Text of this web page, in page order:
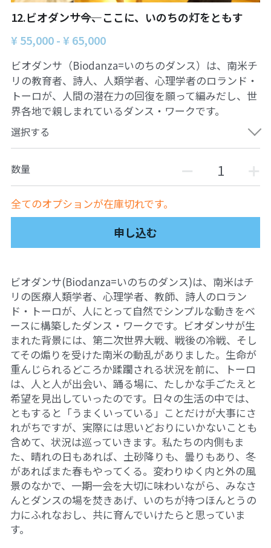
12.ビオダンサ――今、ここに、いのちの灯をともす
¥ 55,000 - ¥ 65,000
ビオダンサ（Biodanza=いのちのダンス）は、南米チ
リの教育者、詩人、人類学者、心理学者のロランド・
トーロが、人間の潜在力の回復を願って編みだし、世
界各地で親しまれているダンス・ワークです。
選択する
数量
全てのオプションが在庫切れです。
申し込む
ビオダンサ(Biodanza=いのちのダンス)は、南米はチ
リの医療人類学者、心理学者、教師、詩人のロラン
ド・トーロが、人にとって自然でシンプルな動きをベ
ースに構築したダンス・ワークです。ビオダンサが生
まれた背景には、第二次世界大戦、戦後の冷戦、そし
てその煽りを受けた南米の動乱がありました。生命が
重んじられるどころか蹂躙される状況を前に、トーロ
は、人と人が出会い、踊る場に、たしかな手ごたえと
希望を見出していったのです。日々の生活の中では、
ともすると「うまくいっている」ことだけが大事にさ
れがちですが、実際には思いどおりにいかないことも
含めて、状況は巡っていきます。私たちの内側もま
た、晴れの日もあれば、土砂降りも、曇りもあり、冬
があればまた春もやってくる。変わりゆく内と外の風
景のなかで、一期一会を大切に味わいながら、みなさ
んとダンスの場を焚きあげ、いのちが持つほんとうの
力にふれなおし、共に育んでいけたらと思っていま
す。
【越境】07アイヌ語の基礎を学びながら知里真
志保の仕事をとらえなおす
を学ぶ
自然栽培2026
PARC田んぼお米販売
01テック・ジャスティス
03人権を保障するのは誰か？
04パレスチナをどう学ぶ？教える？
11鎌田慧 時代を描く・ルポルタージュの現場か
ら
06農と食の民主主義を実践する
07アイヌ語講座
08ナワトル語講座
10ルイース英会話
アートをめぐるFWin関東
アートをめぐるFWin関西
自主講座・ムトーさんと英文精読